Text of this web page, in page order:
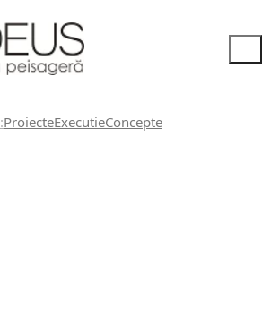
ProiecteExecutieConcepte